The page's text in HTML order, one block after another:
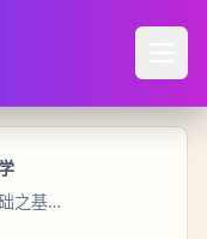
12 AI必备微积分小白教程：积分基础之基本积分法则与换元法